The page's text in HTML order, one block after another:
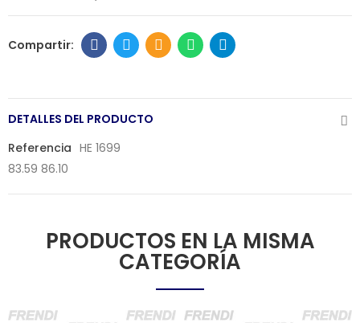
DETALLES DEL PRODUCTO
Referencia HE 1699
83.59 86.10
PRODUCTOS EN LA MISMA
CATEGORÍA